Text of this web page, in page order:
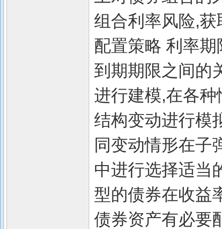
组合利率风险,
配置策略 利率
到期期限之间的
进行建模,在各
结构变动进行模
同变动情形在子
中进行选择适当
型的债券在收益
债券资产有必要